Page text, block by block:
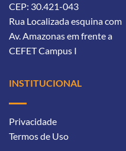
CEP: 30.421-043
Rua Localizada esquina com
Av. Amazonasem frente a
CEFET Campus I
INSTITUCIONAL
Privacidade
Termos de Uso